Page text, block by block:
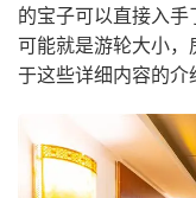
的宝子可以直接入手
可能就是游轮大小
于这些详细内容的介